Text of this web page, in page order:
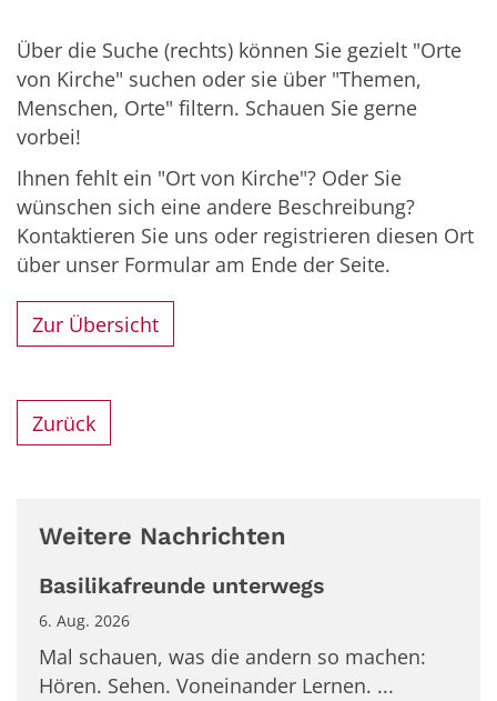
Über die Suche (rechts) können Sie gezielt "Orte
von Kirche" suchen oder sie über "Themen,
Menschen, Orte" filtern. Schauen Sie gerne
vorbei!
Ihnen fehlt ein "Ort von Kirche"? Oder Sie
wünschen sich eine andere Beschreibung?
Kontaktieren Sie uns oder registrieren diesen Ort
über unser Formular am Ende der Seite.
Zur Übersicht
Zurück
Weitere Nachrichten
Basilikafreunde unterwegs
6. Aug. 2026
Mal schauen, was die andern so machen:
Hören. Sehen. Voneinander Lernen. ...